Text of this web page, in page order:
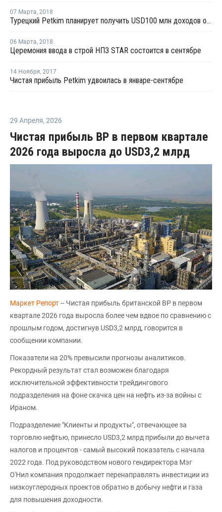
07 Марта, 2018
Турецкий Petkim планирует получить USD100 млн доходов от НПЗ STAR
06 Марта, 2018
Церемония ввода в строй НПЗ STAR состоится в сентябре
14 Ноября, 2017
Чистая прибыль Petkim удвоилась в январе-сентябре
29 Апреля, 2026
Чистая прибыль BP в первом квартале
2026 года выросла до USD3,2 млрд
Маркет Репорт-- Чистая прибыль британской BP в первом
квартале 2026 года выросла более чем вдвое по сравнению с
прошлым годом, достигнув USD3,2 млрд, говорится в
сообщении компании.
Показатели на 20% превысили прогнозы аналитиков.
Рекордный результат стал возможен благодаря
исключительной эффективности трейдингового
подразделения на фоне скачка цен на нефть из-за войны с
Ираном.
Подразделение "Клиенты и продукты", отвечающее за
торговлю нефтью, принесло USD3,2 млрд прибыли до вычета
налогов и процентов - самый высокий показатель с начала
2022 года. Под руководством нового гендиректора Мэг
О'Нил компания продолжает перенаправлять инвестиции из
низкоуглеродных проектов обратно в добычу нефти и газа
для повышения доходности.